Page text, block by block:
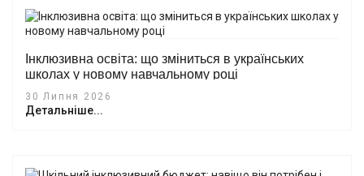
Інклюзивна освіта: що зміниться в українських
школах у новому навчальному році
30 Липня 2026
Детальніше...